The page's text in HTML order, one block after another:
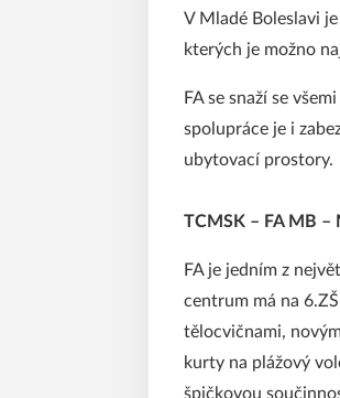
V Mladé Boleslavi
kterých je možno
FA se snaží se
spolupráce je i
ubytovací prostory.
TCMSK – FA MB –
FA je jedním z
centrum má na
tělocvičnami,
kurty na plážový
špičkovou